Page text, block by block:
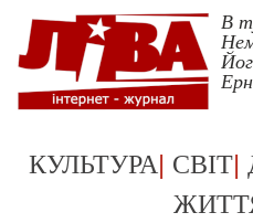
В
КУЛЬТУРА| СВІТ|